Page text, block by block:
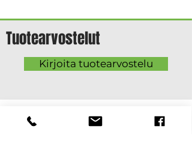
Tuotearvostelut
Kirjoita tuotearvostelu